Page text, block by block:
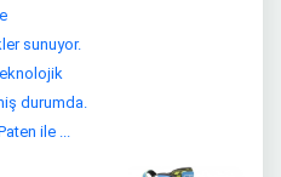
sunuyor.
durumda.
ile ...